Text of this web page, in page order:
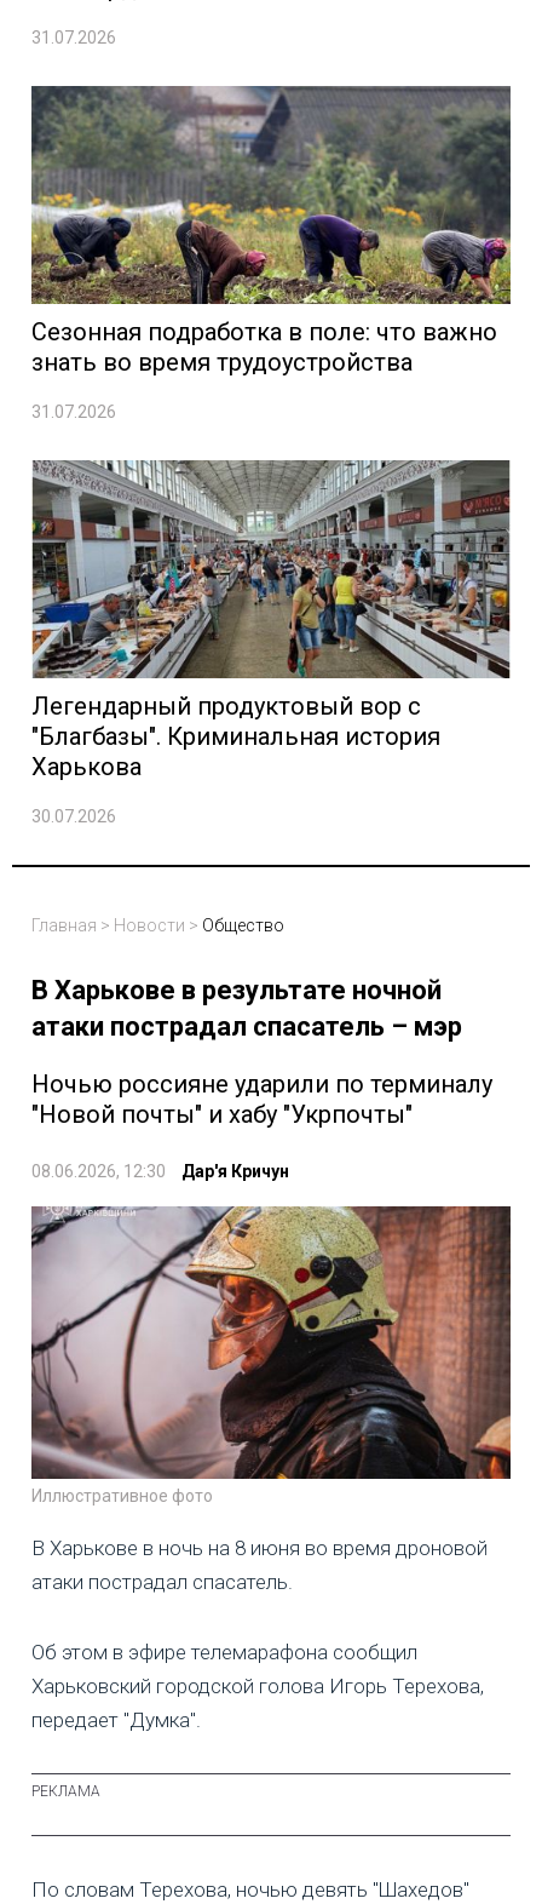
31.07.2026
Сезонная подработка в поле: что важно
знать во время трудоустройства
31.07.2026
Легендарный продуктовый вор с
"Благбазы". Криминальная история
Харькова
30.07.2026
Главная > Новости > Общество
В Харькове в результате ночной
атаки пострадал спасатель – мэр
Ночью россияне ударили по терминалу
"Новой почты" и хабу "Укрпочты"
08.06.2026, 12:30 Дар'я Кричун
Иллюстративное фото
В Харькове в ночь на 8 июня во время дроновой
атаки пострадал спасатель.
Об этом в эфире телемарафона сообщил
Харьковский городской голова Игорь Терехова,
передает "Думка".
По словам Терехова, ночью девять "Шахедов"